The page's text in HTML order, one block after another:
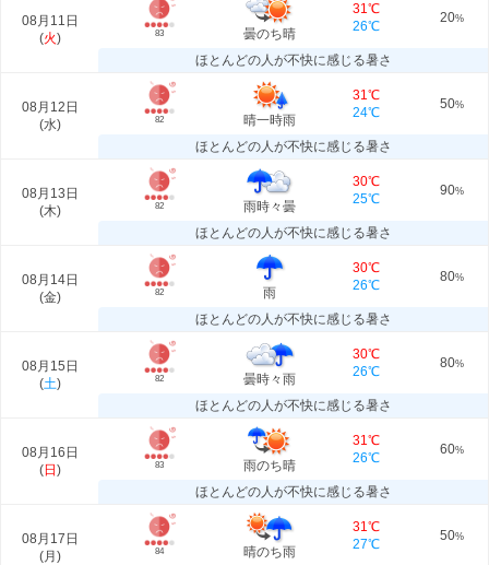
08月11日
(火) 83 曇のち晴
31℃
26℃
20%
ほとんどの人が不快に感じる暑さ
08月12日
(水) 82 晴一時雨
31℃
24℃
50%
ほとんどの人が不快に感じる暑さ
08月13日
(木) 82 雨時々曇
30℃
25℃
90%
ほとんどの人が不快に感じる暑さ
08月14日
(金) 82 雨
30℃
26℃
80%
ほとんどの人が不快に感じる暑さ
08月15日
(土) 82 曇時々雨
30℃
26℃
80%
ほとんどの人が不快に感じる暑さ
08月16日
(日 ) 83 雨のち晴
31℃
26℃
60%
ほとんどの人が不快に感じる暑さ
08月17日
(月 ) 84 晴のち雨
31℃
27℃
50%